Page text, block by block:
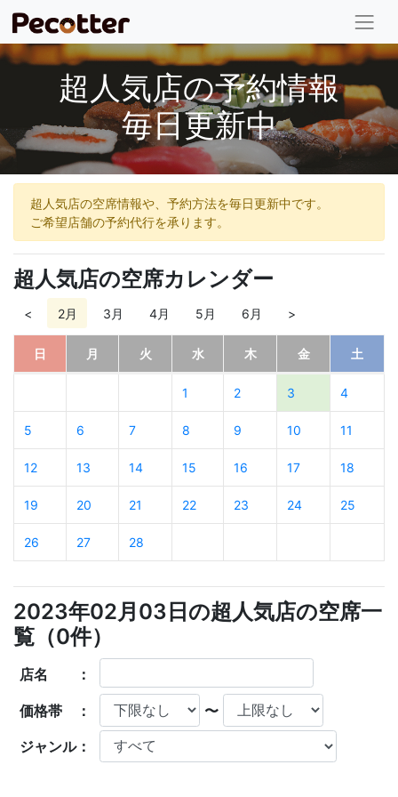
超人気店の予約情報
毎日更新中
超人気店の空席情報や、予約方法を毎日更新中です。
ご希望店舗の予約代行を承ります。
超人気店の空席カレンダー
< 2月 3月 4月 5月 6月 >
日 月 火 水 木 金 土
1 2 3 4
5 6 7 8 9 10 11
12 13 14 15 16 17 18
19 20 21 22 23 24 25
26 27 28
2023年02月03日の超人気店の空席一
覧（0件）
店名 ：
価格帯 ： 〜
ジャンル：